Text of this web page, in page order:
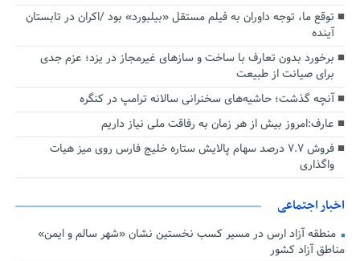
توقع ما، توجه داوران به فیلم مستقل «بیلبورد» بود /اکران در تابستان
آینده
برخورد بدون تعارف با ساخت‌ و سازهای غیرمجاز در یزد؛ عزم جدی
برای صیانت از طبیعت
آنچه گذشت؛ حاشیه‌های سخنرانی سالانه ترامپ در کنگره
عارف:امروز بیش از هر زمان به رفاقت ملی نیاز داریم
فروش ۷.۷ درصد سهام پالایش ستاره خلیج فارس روی میز هیات
واگذاری
اخبار اجتماعی
منطقه آزاد ارس در مسیر کسب نخستین نشان «شهر سالم و ایمن»
مناطق آزاد کشور